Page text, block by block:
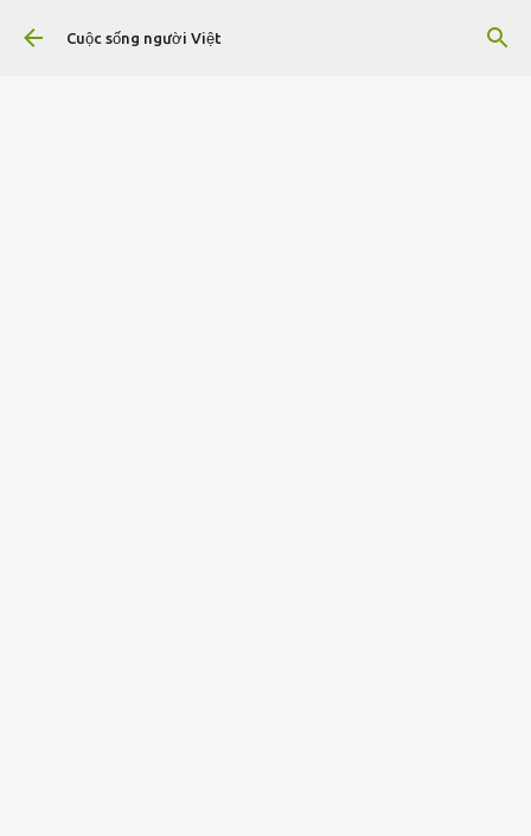
Chuyển đến nội dung chính
Cuộc sống người Việt